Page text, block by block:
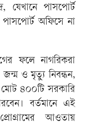
যেখানে পাসপোর্ট
অফিসে না
ফলে নাগরিকরা
জন্ম ও মৃত্যু নিবন্ধন,
৪০০টি সরকারি
বর্তমানে এই
আওতায়